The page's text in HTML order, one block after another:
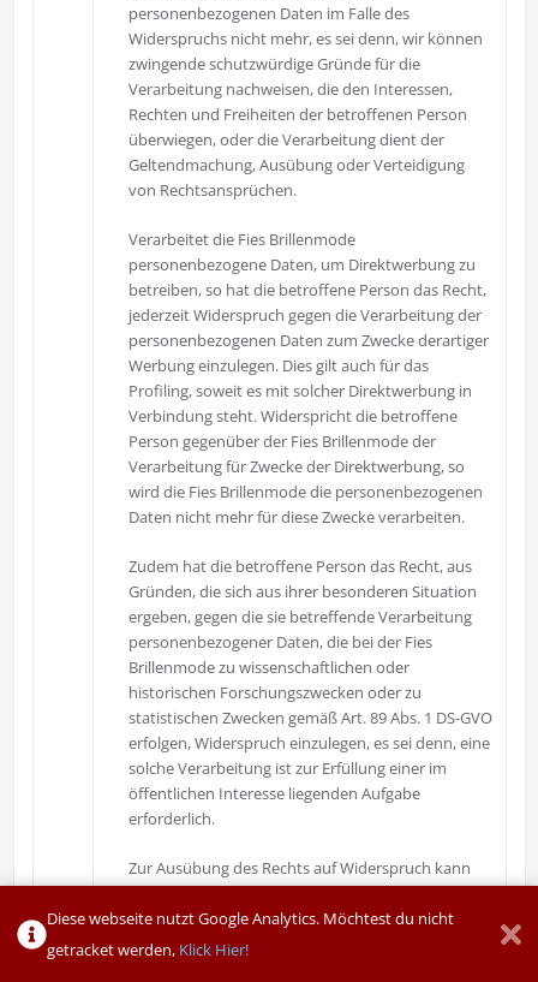
personenbezogenen Daten im Falle des
Widerspruchs nicht mehr, es sei denn, wir können
zwingende schutzwürdige Gründe für die
Verarbeitung nachweisen, die den Interessen,
Rechten und Freiheiten der betroffenen Person
überwiegen, oder die Verarbeitung dient der
Geltendmachung, Ausübung oder Verteidigung
von Rechtsansprüchen.
Verarbeitet die Fies Brillenmode
personenbezogene Daten, um Direktwerbung zu
betreiben, so hat die betroffene Person das Recht,
jederzeit Widerspruch gegen die Verarbeitung der
personenbezogenen Daten zum Zwecke derartiger
Werbung einzulegen. Dies gilt auch für das
Profiling, soweit es mit solcher Direktwerbung in
Verbindung steht. Widerspricht die betroffene
Person gegenüber der Fies Brillenmode der
Verarbeitung für Zwecke der Direktwerbung, so
wird die Fies Brillenmode die personenbezogenen
Daten nicht mehr für diese Zwecke verarbeiten.
Zudem hat die betroffene Person das Recht, aus
Gründen, die sich aus ihrer besonderen Situation
ergeben, gegen die sie betreffende Verarbeitung
personenbezogener Daten, die bei der Fies
Brillenmode zu wissenschaftlichen oder
historischen Forschungszwecken oder zu
statistischen Zwecken gemäß Art. 89 Abs. 1 DS-GVO
erfolgen, Widerspruch einzulegen, es sei denn, eine
solche Verarbeitung ist zur Erfüllung einer im
öffentlichen Interesse liegenden Aufgabe
erforderlich.
Zur Ausübung des Rechts auf Widerspruch kann
sich die betroffene Person direkt jeden Mitarbeiter
der Fies Brillenmode oder einen anderen
Mitarbeiter wenden. Der betroffenen Person steht
Diese webseite nutzt Google Analytics. Möchtest du nicht
getracket werden, Klick Hier!